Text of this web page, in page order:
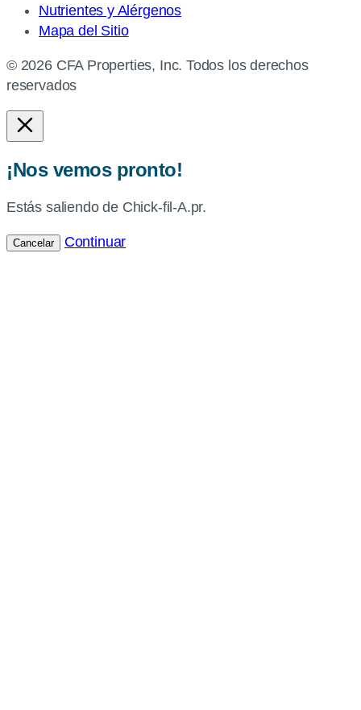
Nutrientes y Alérgenos
Mapa del Sitio
© 2026 CFA Properties, Inc. Todos los derechos
reservados
¡Nos vemos pronto!
Estás saliendo de Chick-fil-A.pr.
Cancelar Continuar